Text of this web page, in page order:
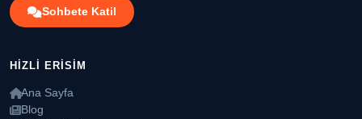
Sohbete Katil
HIZLI ERISIM
Ana Sayfa
Blog